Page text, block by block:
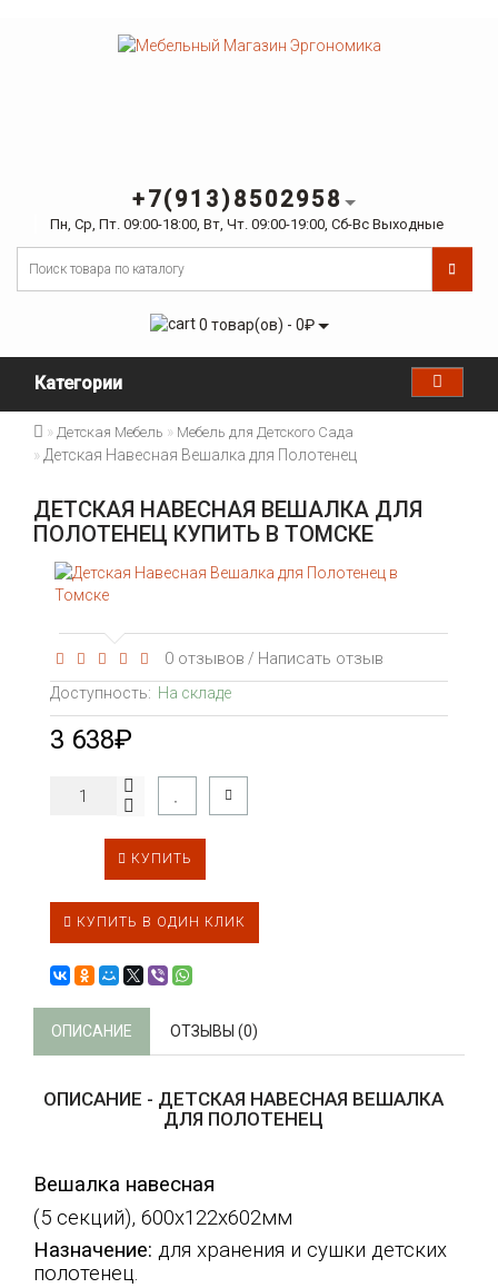
+7(913)8502958
Пн, Ср, Пт. 09:00-18:00, Вт, Чт. 09:00-19:00, Сб-Вс Выходные
0 товар(ов) - 0₽
Категории
Детская Мебель Мебель для Детского Сада
Детская Навесная Вешалка для Полотенец
ДЕТСКАЯ НАВЕСНАЯ ВЕШАЛКА ДЛЯ
ПОЛОТЕНЕЦ КУПИТЬ В ТОМСКЕ
0 отзывов / Написать отзыв
Доступность: На складе
3 638₽
КУПИТЬ
КУПИТЬ В ОДИН КЛИК
ОПИСАНИЕ ОТЗЫВЫ (0)
ОПИСАНИЕ - ДЕТСКАЯ НАВЕСНАЯ ВЕШАЛКА
ДЛЯ ПОЛОТЕНЕЦ
Вешалка навесная
(5 секций), 600х122х602мм
Назначение: для хранения и сушки детских
полотенец.